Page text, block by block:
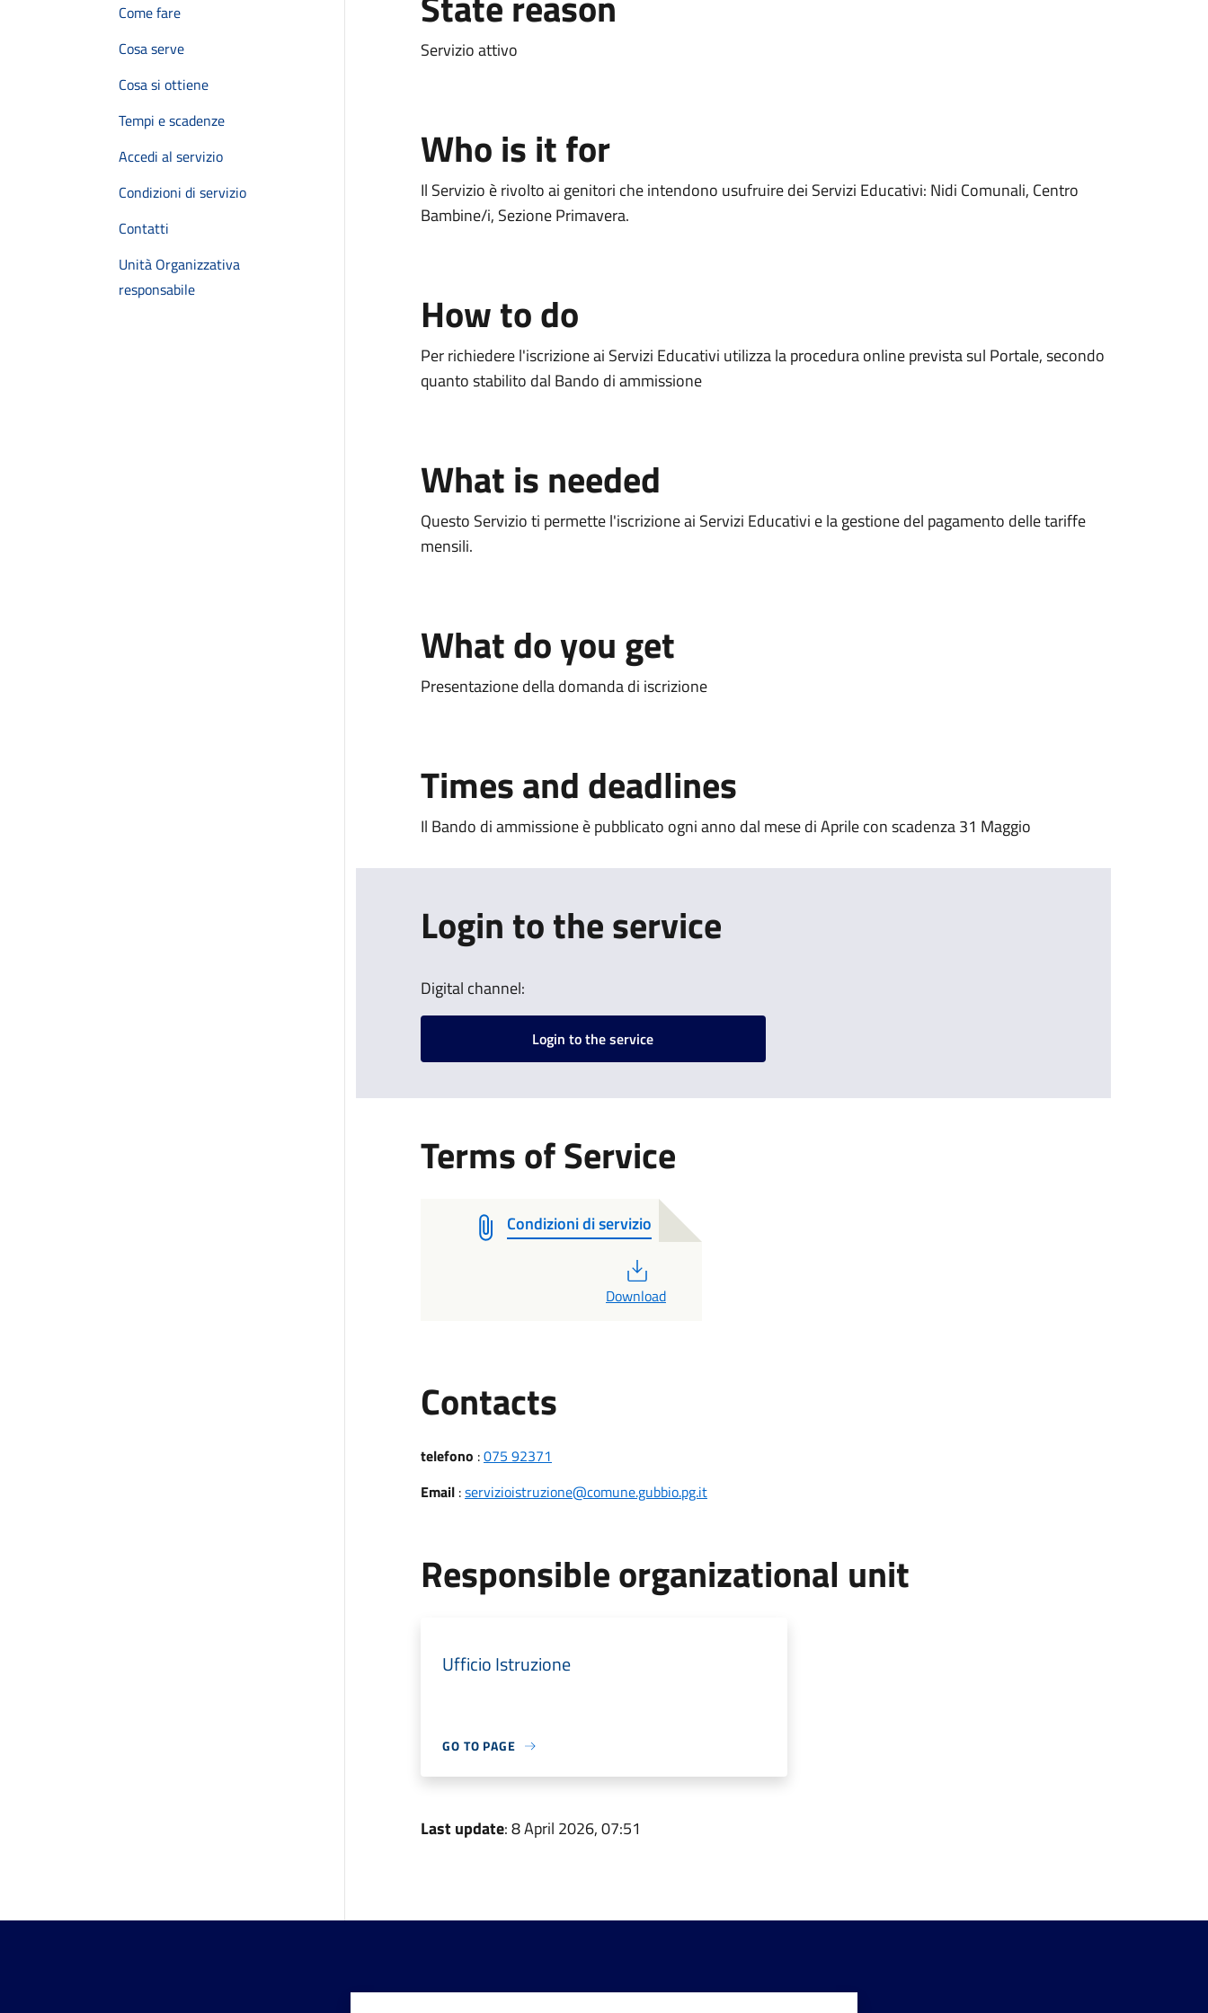
Come fare
Cosa serve
Cosa si ottiene
Tempi e scadenze
Accedi al servizio
Condizioni di servizio
Contatti
Unità Organizzativa
responsabile
Servizio attivo
Who is it for
Il Servizio è rivolto ai genitori che intendono usufruire dei Servizi Educativi: Nidi Comunali, Centro
Bambine/i, Sezione Primavera.
How to do
Per richiedere l'iscrizione ai Servizi Educativi utilizza la procedura online prevista sul Portale, secondo
quanto stabilito dal Bando di ammissione
What is needed
Questo Servizio ti permette l'iscrizione ai Servizi Educativi e la gestione del pagamento delle tariffe
mensili.
What do you get
Presentazione della domanda di iscrizione
Times and deadlines
Il Bando di ammissione è pubblicato ogni anno dal mese di Aprile con scadenza 31 Maggio
Login to the service
Digital channel:
Login to the service
Terms of Service
Condizioni di servizio
Download
ContactsUtili
telefono :075 92371
Email:servizioistruzione@comune.gubbio.pg.it
Responsible organizational unit
Ufficio Istruzione
GO TO PAGE
Last update: 8 April 2026, 07:51